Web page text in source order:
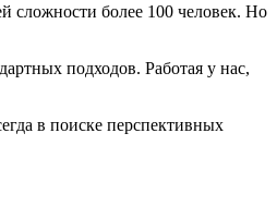
сложности более 100 человек. Но
подходов. Работая у нас,
в поиске перспективных